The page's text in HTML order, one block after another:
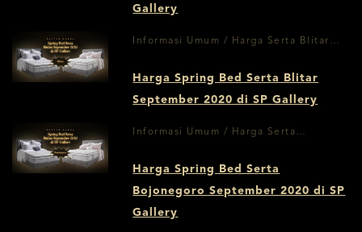
Gallery
Informasi Umum / Harga Serta Blitar
Harga Spring Bed Serta Blitar
September 2020 di SP Gallery
Informasi Umum / Harga Serta
Harga Spring Bed Serta
Bojonegoro September 2020 di SP
Gallery